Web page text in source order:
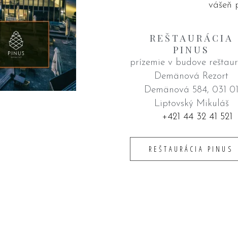
vášeň
REŠTAURÁCIA
PINUS
prízemie v budove
Demänová Rezort
Demänová 584, 031 01
Liptovský Mikuláš
+421 44 32 41 521
REŠTAURÁCIA PINUS